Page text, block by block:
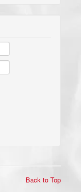
Back to Top